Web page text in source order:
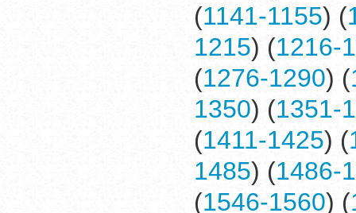
(1141-1155) (
1215) (1216-
(1276-1290) (
1350) (1351-
(1411-1425) (
1485) (1486-
(1546-1560) (